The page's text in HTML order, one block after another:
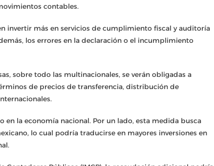
contables.
invertir más en servicios de cumplimiento fiscal y auditoría
los errores en la declaración o el incumplimiento
sobre todo las multinacionales, se verán obligadas a
de precios de transferencia, distribución de
la economía nacional. Por un lado, esta medida busca
lo cual podría traducirse en mayores inversiones en